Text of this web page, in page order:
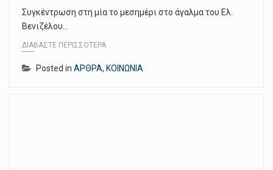
Συγκέντρωση στη μία το μεσημέρι στο άγαλμα του Ελ.
Βενιζέλου…
ΔΙΑΒΆΣΤΕ ΠΕΡΙΣΣΌΤΕΡΑ
Posted in ΑΡΘΡΑ, ΚΟΙΝΩΝΙΑ